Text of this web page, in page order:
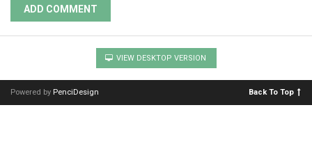
ADD COMMENT
VIEW DESKTOP VERSION
Powered by PenciDesign Back To Top